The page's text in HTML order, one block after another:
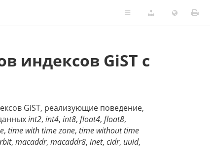
индексов GiST с
GiST, реализующие поведение,
int2, int4, int8, float4, float8,
, time with time zone, time without time
, macaddr, macaddr8, inet, cidr, uuid,